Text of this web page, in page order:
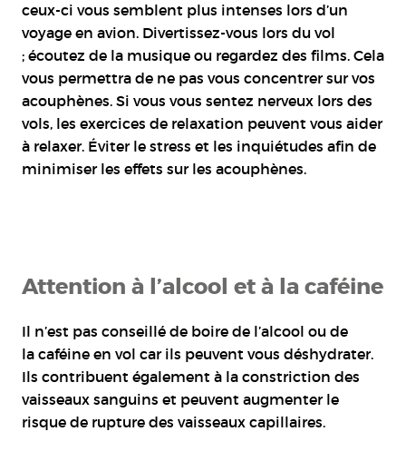
ceux-ci vous semblent plus intenses lors d’un
voyage en avion. Divertissez-vous lors du vol
; écoutez de la musique ou regardez des films. Cela
vous permettra de ne pas vous concentrer sur vos
acouphènes. Si vous vous sentez nerveux lors des
vols, les exercices de relaxation peuvent vous aider
à relaxer. Éviter le stress et les inquiétudes afin de
minimiser les effets sur les acouphènes.
Attention à l’alcool et à la caféine
Il n’est pas conseillé de boire de l’alcool ou de
la caféine en vol car ils peuvent vous déshydrater.
Ils contribuent également à la constriction des
vaisseaux sanguins et peuvent augmenter le
risque de rupture des vaisseaux capillaires.